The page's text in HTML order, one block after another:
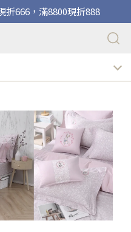
折666，滿8800現折888